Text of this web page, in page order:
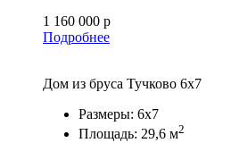
1 160 000 р
Подробнее
Дом из бруса Тучково 6х7
Размеры: 6х7
Площадь: 29,6 м2